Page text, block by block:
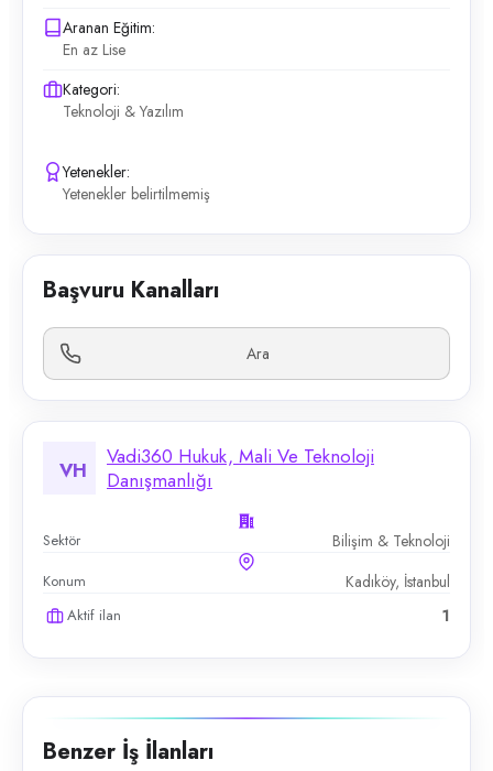
Aranan Eğitim:
En az Lise
Kategori:
Teknoloji & Yazılım
Yetenekler:
Yetenekler belirtilmemiş
Başvuru Kanalları
Ara
VH
Vadi360 Hukuk, Mali Ve Teknoloji
Danışmanlığı
Sektör Bilişim & Teknoloji
Konum Kadıköy, İstanbul
Aktif ilan 1
Benzer İş İlanları